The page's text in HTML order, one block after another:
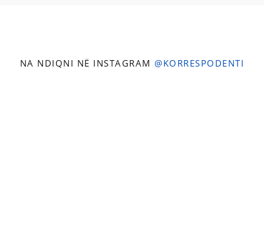
NA NDIQNI NË INSTAGRAM @KORRESPODENTI